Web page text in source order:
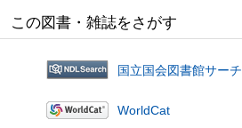
この図書・雑誌をさがす
国立国会図書館サーチ
WorldCat